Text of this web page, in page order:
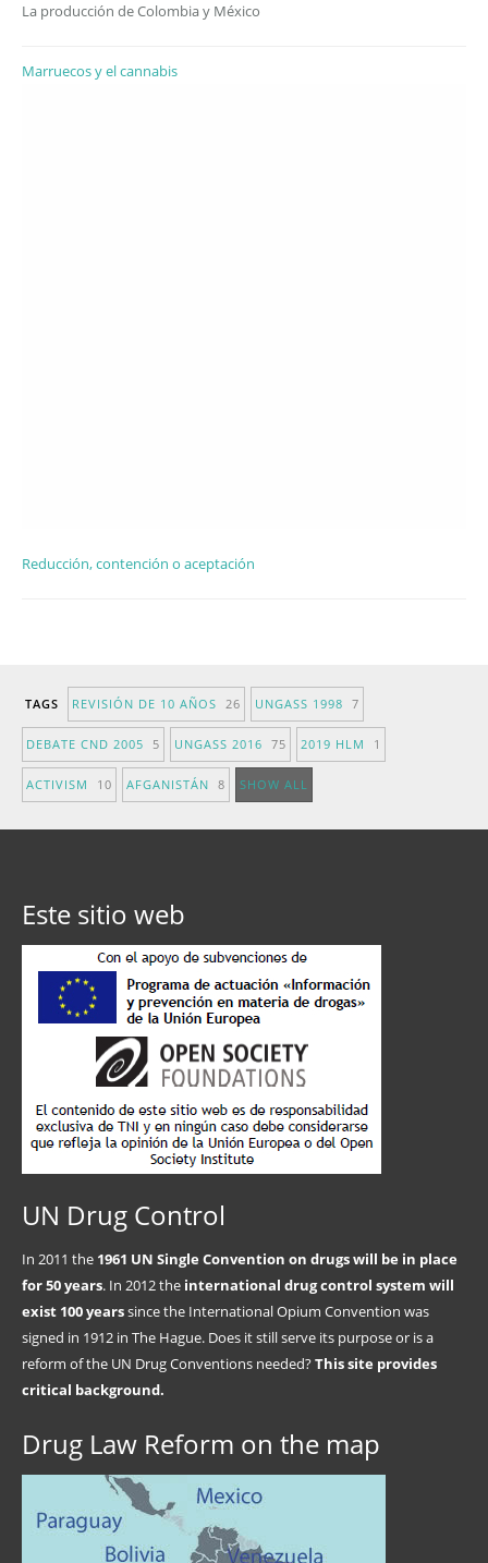
La producción de Colombia y México
Marruecos y el cannabis
Reducción, contención o aceptación
TAGS REVISIÓN DE 10 AÑOS 26 UNGASS 1998 7
DEBATE CND 2005 5 UNGASS 2016 75 2019 HLM 1
ACTIVISM 10 AFGANISTÁN 8 SHOW ALL
Este sitio web
UN Drug Control
In 2011 the 1961 UN Single Convention on drugs will be in place
for 50 years. In 2012 the international drug control system will
exist 100 yearssince the International Opium Convention was
signed in 1912 in The Hague. Does it still serve its purpose or is a
reform of the UN Drug Conventions needed?This site provides
critical background.
Drug Law Reform on the map